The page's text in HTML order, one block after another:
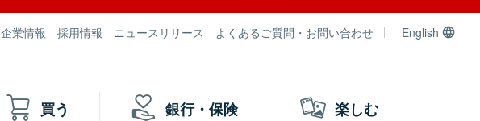
企業情報 採用情報 ニュースリリース よくあるご質問・お問い合わせ English
買う 銀行・保険 楽しむ